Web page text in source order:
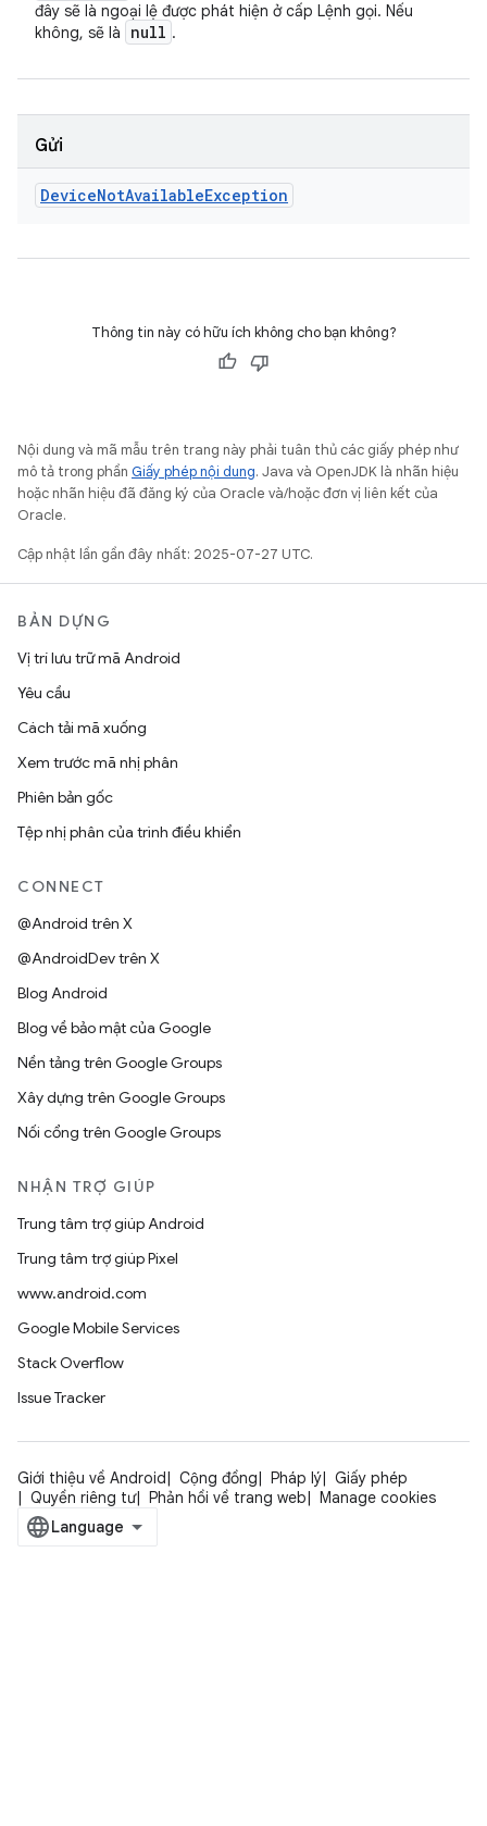
đây sẽ là ngoại lệ được phát hiện ở cấp Lệnh gọi. Nếu
không, sẽ là
null .
Gửi
DeviceNotAvailableException
Thông tin này có hữu ích không cho bạn không?
Nội dung và mã mẫu trên trang này phải tuân thủ các giấy phép như
mô tả trong phần Giấy phép nội dung. Java và OpenJDK là nhãn hiệu
hoặc nhãn hiệu đã đăng ký của Oracle và/hoặc đơn vị liên kết của
Oracle.
Cập nhật lần gần đây nhất: 2025-07-27 UTC.
BẢN DỰNG
Vị trí lưu trữ mã Android
Yêu cầu
Cách tải mã xuống
Xem trước mã nhị phân
Phiên bản gốc
Tệp nhị phân của trình điều khiển
CONNECT
@Android trên X
@AndroidDev trên X
Blog Android
Blog về bảo mật của Google
Nền tảng trên Google Groups
Xây dựng trên Google Groups
Nối cổng trên Google Groups
NHẬN TRỢ GIÚP
Trung tâm trợ giúp Android
Trung tâm trợ giúp Pixel
www.android.com
Google Mobile Services
Stack Overflow
Issue Tracker
Giới thiệu về Android Cộng đồng Pháp lý
Giấy phép
Quyền riêng tư
Phản hồi về trang web Manage cookies